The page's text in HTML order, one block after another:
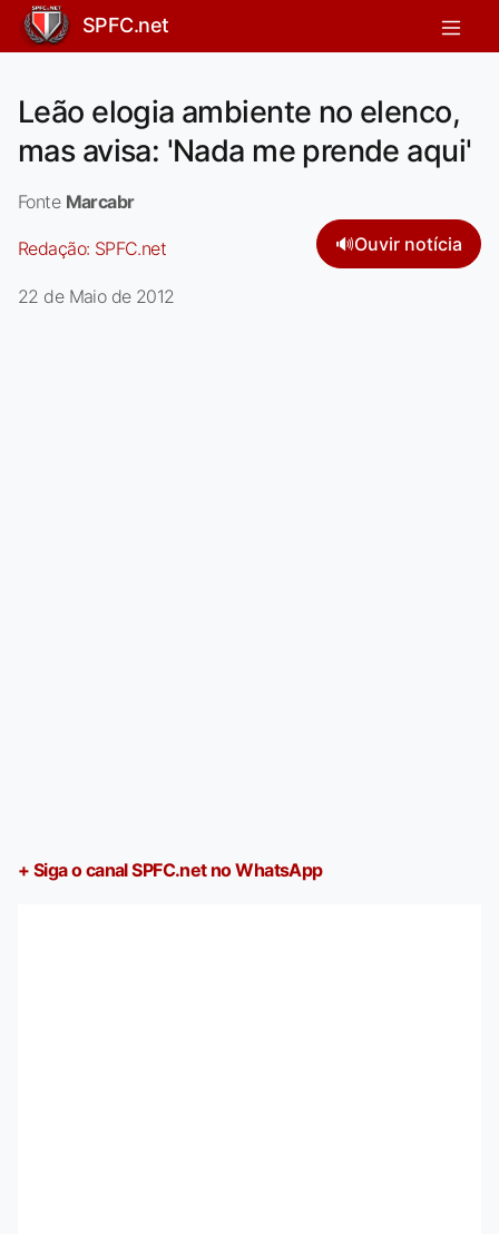
SPFC.net
Leão elogia ambiente no elenco,
mas avisa: 'Nada me prende aqui'
Fonte Marcabr
Redação: SPFC.net 🔊Ouvir notícia
22 de Maio de 2012
+ Siga o canal SPFC.net no WhatsApp